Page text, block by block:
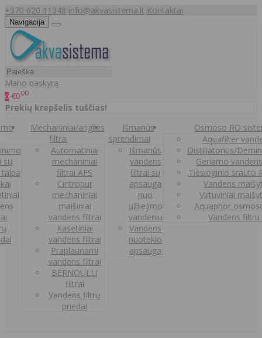
+370 620 11348 info@akvasistema.lt Kontaktai
Navigacija
Mano paskyra
0 €000
Prekių krepšelis tuščias!
su
Mechaniniai/anglies
filtrai
Automatiniai
mechaniniai
filtrai AFS
Cintropur
mechaniniai
maišiniai
vandens filtrai
Kasetiniai
vandens filtrai
Praplaunami
vandens filtrai
BERNOULLI
filtrai
Vandens filtrų
priedai
Išmanūs
sprendimai
Išmanūs
vandens
filtrai su
apsauga
nuo
užliejimo
vandeniu
Vandens
nuotekio
apsauga
Osmoso RO
Aquafilter
Distiliatorius/
Geriamo
Tiesioginio srauto
Vandens
Virtuviniai
Aquaphor
Vandens filtru